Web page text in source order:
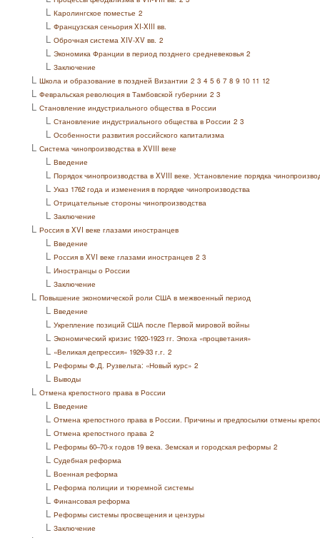
L Каролингское поместье 2
L Французская сеньория XI-XIII вв.
L Оброчная система XIV-XV вв. 2
L Экономика Франции в период позднего средневековья 2
L Заключение
L Школа и образование в поздней Византии 2 3 4 5 6 7 8 9 10 11 12
L Февральская революция в Тамбовской губернии 2 3
L Становление индустриального общества в России
L Становление индустриального общества в России 2 3
L Особенности развития российского капитализма
L Система чинопроизводства в XVIII веке
L Введение
L Порядок чинопроизводства в XVIII веке. Установление порядка
L Указ 1762 года и изменения в порядке чинопроизводства
L Отрицательные стороны чинопроизводства
L Заключение
L Россия в XVI веке глазами иностранцев
L Введение
L Россия в XVI веке глазами иностранцев 2 3
L Иностранцы о России
L Заключение
L Повышение экономической роли США в межвоенный период
L Введение
L Укрепление позиций США после Первой мировой войны
L Экономический кризис 1920-1923 гг. Эпоха «процветания»
L «Великая депрессия» 1929-33 г.г. 2
L Реформы Ф.Д. Рузвельта: «Новый курс» 2
L Выводы
L Отмена крепостного права в России
L Введение
L Отмена крепостного права в России. Причины и предпосылки отмены
L Отмена крепостного права 2
L Реформы 60–70-х годов 19 века. Земская и городская реформы 2
L Судебная реформа
L Военная реформа
L Реформа полиции и тюремной системы
L Финансовая реформа
L Реформы системы просвещения и цензуры
L Заключение